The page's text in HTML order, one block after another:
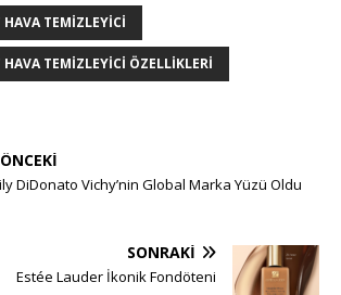
HAVA TEMIZLEYICI
HAVA TEMIZLEYICI ÖZELLIKLERI
ÖNCEKI
DiDonato Vichy’nin Global Marka Yüzü Oldu
SONRAKI
Estée Lauder İkonik Fondöteni